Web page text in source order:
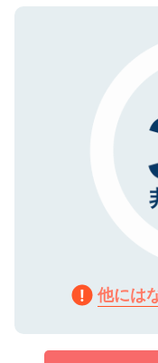
で、機密保
ので、まず
他には